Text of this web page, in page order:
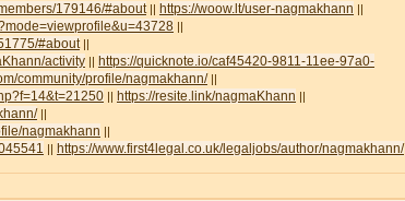
179146/#about || https://woow.lt/user-nagmakhann ||
||
#about ||
activity || https://quicknote.io/caf45420-9811-11ee-97a0-
community/profile/nagmakhann/||
|| https://resite.link/nagmaKhann ||
||
nagmakhann ||
|| https://www.first4legal.co.uk/legaljobs/author/nagmakhann/